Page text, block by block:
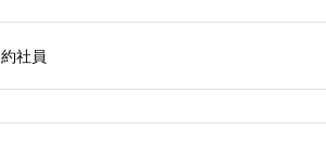
社員